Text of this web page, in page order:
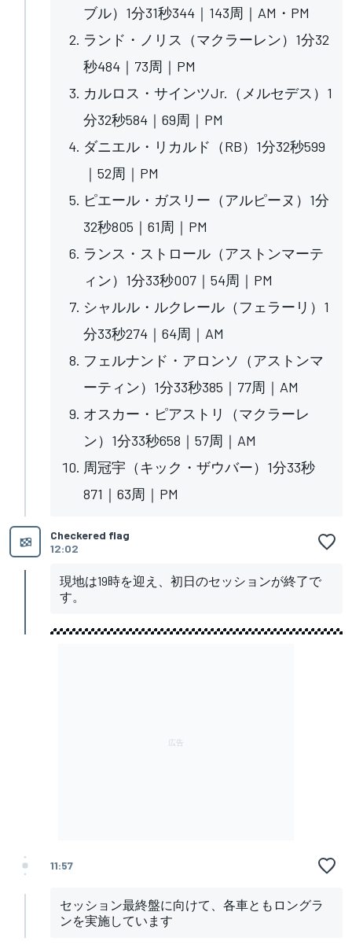
ブル）1分31秒344｜143周｜AM・PM
ランド・ノリス（マクラーレン）1分32
秒484｜73周｜PM
カルロス・サインツJr.（メルセデス）1
分32秒584｜69周｜PM
ダニエル・リカルド（RB）1分32秒599
｜52周｜PM
ピエール・ガスリー（アルピーヌ）1分
32秒805｜61周｜PM
ランス・ストロール（アストンマーテ
ィン）1分33秒007｜54周｜PM
シャルル・ルクレール（フェラーリ）1
分33秒274｜64周｜AM
フェルナンド・アロンソ（アストンマ
ーティン）1分33秒385｜77周｜AM
オスカー・ピアストリ（マクラーレ
ン）1分33秒658｜57周｜AM
周冠宇（キック・ザウバー）1分33秒
871｜63周｜PM
Checkered flag
12:02
現地は19時を迎え、初日のセッションが終了で
す。
11:57
セッション最終盤に向けて、各車ともロングラ
ンを実施しています